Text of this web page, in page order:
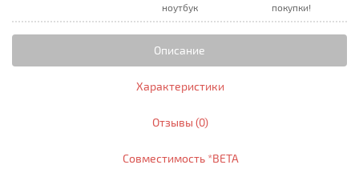
ноутбук
покупки!
Описание
Характеристики
Отзывы (0)
Совместимость *BETA